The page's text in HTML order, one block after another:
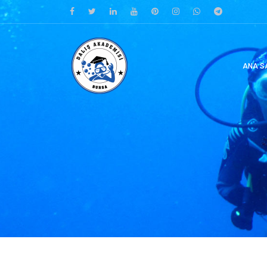
ANA